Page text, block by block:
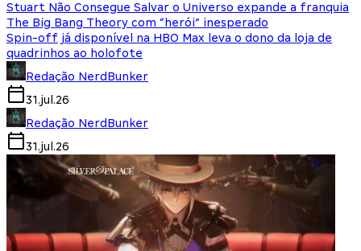
Stuart Não Consegue Salvar o Universo expande a franquia
The Big Bang Theory com “herói” inesperado
Spin-off já disponível na HBO Max leva o dono da loja de
quadrinhos ao holofote
Redação NerdBunker
31.jul.26
Redação NerdBunker
31.jul.26